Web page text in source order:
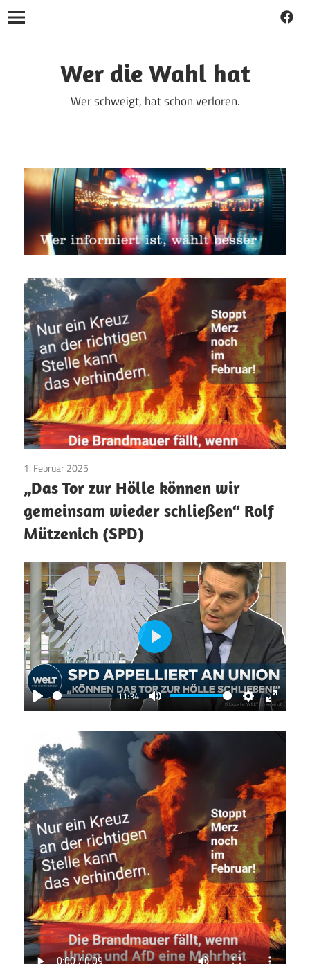
Navigation
springenWer die Wahl hat
Wer schweigt, hat schon verloren.
1. Februar 2025
„Das Tor zur Hölle können wir
gemeinsam wieder schließen“ Rolf
Mützenich (SPD)
Play
11:34
Mute Settings
Enter
Play